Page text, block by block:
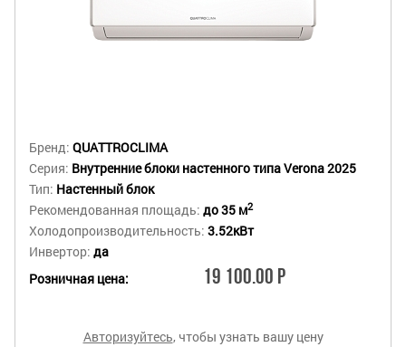
Бренд: QUATTROCLIMA
Серия: Внутренние блоки настенного типа Verona 2025
Тип: Настенный блок
Рекомендованная площадь: до 35 м2
Холодопроизводительность: 3.52кВт
Инвертор: да
Розничная цена:
19 100.00 Р
Авторизуйтесь, чтобы узнать вашу цену